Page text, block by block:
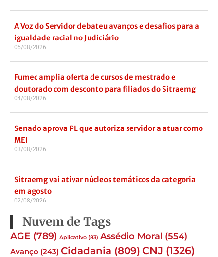
A Voz do Servidor debateu avanços e desafios para a
igualdade racial no Judiciário
05/08/2026
Fumec amplia oferta de cursos de mestrado e
doutorado com desconto para filiados do Sitraemg
04/08/2026
Senado aprova PL que autoriza servidor a atuar como
MEI
03/08/2026
Sitraemg vai ativar núcleos temáticos da categoria
em agosto
02/08/2026
Nuvem de Tags
AGE (789) Aplicativo (83) Assédio Moral (554)
Avanço (243) Cidadania (809) CNJ (1326)